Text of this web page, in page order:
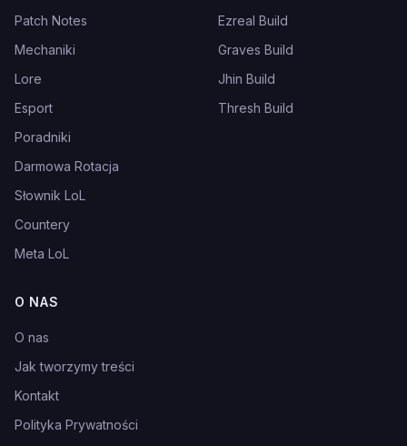
Patch Notes
Mechaniki
Lore
Esport
Poradniki
Darmowa Rotacja
Słownik LoL
Countery
Meta LoL
Ezreal Build
Graves Build
Jhin Build
Thresh Build
O NAS
O nas
Jak tworzymy treści
Kontakt
Polityka Prywatności